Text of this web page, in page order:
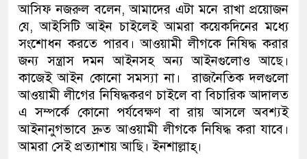
আসিফ নজরুল বলেন, আমাদের এটা মনে রাখা প্রয়োজন
যে, আইসিটি আইন চাইলেই আমরা কয়েকদিনের মধ্যে
সংশোধন করতে পারব। আওয়ামী লীগকে নিষিদ্ধ করার
জন্য সন্ত্রাস দমন আইনসহ অন্য আইনগুলোও আছে।
কাজেই আইন কোনো সমস্যা না। রাজনৈতিক দলগুলো
আওয়ামী লীগের নিষিদ্ধকরণ চাইলে বা বিচারিক আদালত
এ সম্পর্কে কোনো পর্যবেক্ষণ বা রায় আসলে অবশ্যই
আইনানুগভাবে দ্রুত আওয়ামী লীগকে নিষিদ্ধ করা যাবে।
আমরা সেই প্রত্যাশায় আছি। ইনশাল্লাহ্।